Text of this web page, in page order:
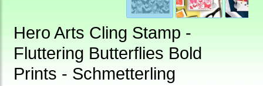
Hero Arts Cling Stamp -
Fluttering Butterflies Bold
Prints - Schmetterling